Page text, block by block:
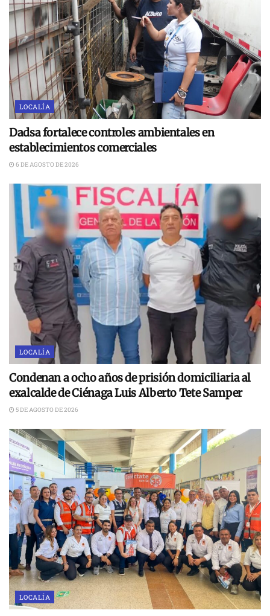
LOCALÍA
Dadsa fortalece controles ambientales en
establecimientos comerciales
6 DE AGOSTO DE 2026
LOCALÍA
Condenan a ocho años de prisión domiciliaria al
exalcalde de Ciénaga Luis Alberto Tete Samper
5 DE AGOSTO DE 2026
LOCALÍA